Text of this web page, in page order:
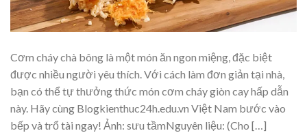
Cơm cháy chà bông là một món ăn ngon miệng, đặc biệt
được nhiều người yêu thích. Với cách làm đơn giản tại nhà,
bạn có thể tự thưởng thức món cơm cháy giòn cay hấp dẫn
này. Hãy cùng Blogkienthuc24h.edu.vn Việt Nam bước vào
bếp và trổ tài ngay! Ảnh: sưu tầmNguyên liệu: (Cho […]